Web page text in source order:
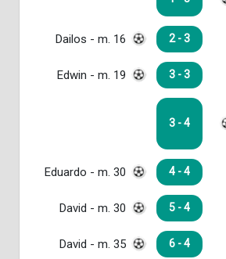
Dailos - m. 16 2 - 3
Edwin - m. 19 3 - 3
3 - 4
Eduardo - m. 30 4 - 4
David - m. 30 5 - 4
David - m. 35 6 - 4